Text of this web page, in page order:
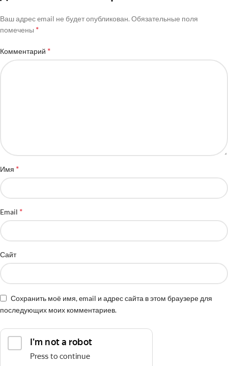
Ваш адрес email не будет опубликован. Обязательные поля
помечены *
Комментарий *
Имя *
Email *
Сайт
Сохранить моё имя, email и адрес сайта в этом браузере для
последующих моих комментариев.